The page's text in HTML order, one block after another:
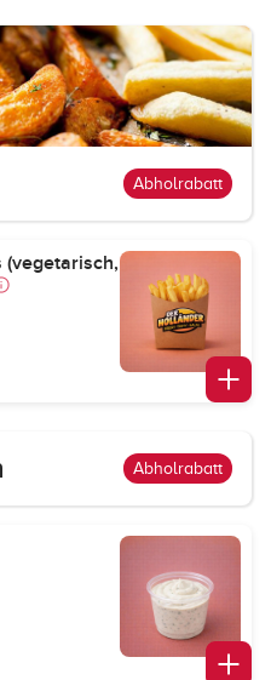
Abholrabatt
(vegetarisch,
Abholrabatt